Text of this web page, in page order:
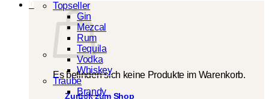
Es befinden sich keine Produkte im Warenkorb.
Zurück zum Shop
Topseller
Gin
Mezcal
Rum
Tequila
Vodka
Whiskey
Traube
Brandy